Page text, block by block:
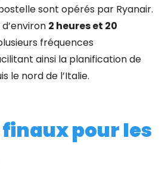
sont opérés par Ryanair.
2 heures et 20
fréquences
ainsi la planification de
le nord de l’Italie.
pour les